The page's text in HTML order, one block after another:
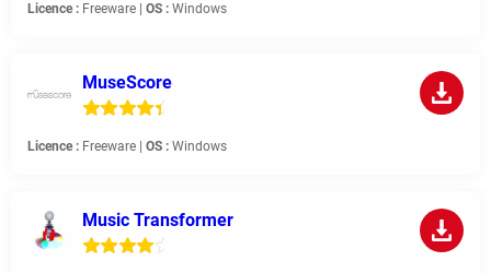
Licence : Freeware | OS : Windows
MuseScore
Licence : Freeware | OS : Windows
Music Transformer